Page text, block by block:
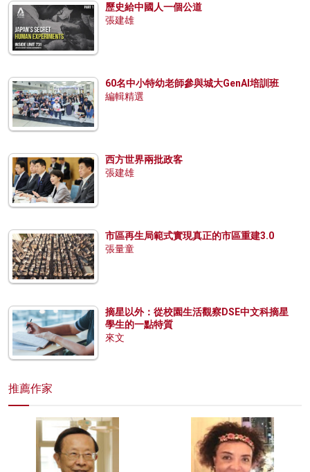
歷史給中國人一個公道
張建雄
60名中小特幼老師參與城大GenAI培訓班
編輯精選
西方世界兩批政客
張建雄
市區再生局範式實現真正的市區重建3.0
張量童
摘星以外：從校園生活觀察DSE中文科摘星
學生的一點特質
來文
推薦作家